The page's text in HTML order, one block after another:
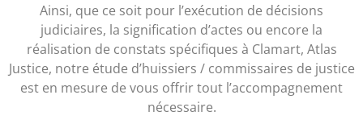
Ainsi, que ce soit pour l’exécution de décisions
judiciaires, la signification d’actes ou encore la
réalisation de constats spécifiques à Clamart, Atlas
Justice, notre étude d’huissiers / commissaires de justice
est en mesure de vous offrir tout l’accompagnement
nécessaire.